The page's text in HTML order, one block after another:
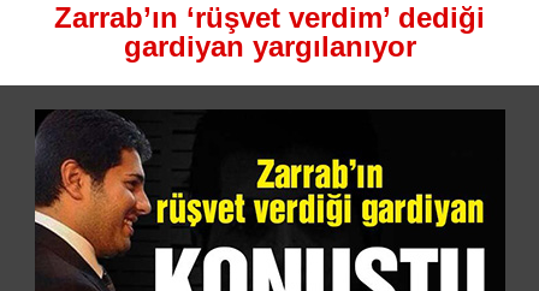
Zarrab’ın ‘rüşvet verdim’ dediği
gardiyan yargılanıyor